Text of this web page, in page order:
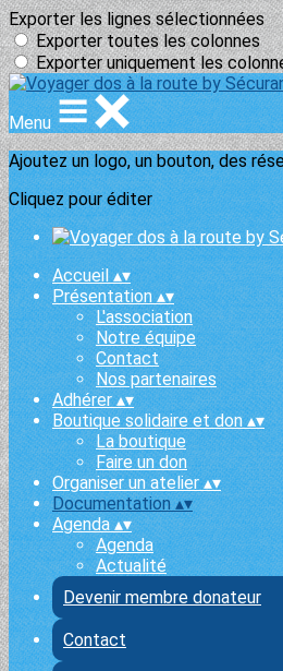
Exporter les lignes sélectionnées
Exporter toutes les colonnes
Exporter uniquement les
Menu
Ajoutez un logo, un bouton, des
Cliquez pour éditer
Accueil▴▾
Présentation▴▾
L'association
Notre équipe
Contact
Nos partenaires
Adhérer▴▾
Boutique solidaire et don▴▾
La boutique
Faire un don
Organiser un atelier▴▾
Documentation▴▾
Agenda▴▾
Agenda
Actualité
Devenir membre donateur
Contact